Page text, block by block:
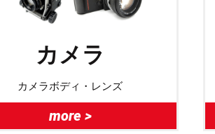
カメラ
カメラボディ・レンズ
more >